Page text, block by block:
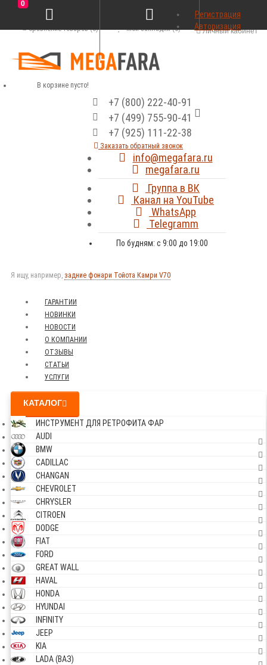
Личный кабинет
Мои закладки (0)
Сравнение товаров (0)
+7 (800) 222-40-91
+7 (499) 755-90-41
+7 (925) 111-22-38
Заказать обратный звонок
info@megafara.ru
megafara.ru
Группа в ВК
Канал на YouTube
WhatsApp
Telegramm
По будням: с 9:00 до 19:00
Я ищу, например, задние фонари Тойота Камри V70
Регистрация
Авторизация
0
В корзине пусто!
ГАРАНТИИ
НОВИНКИ
НОВОСТИ
О КОМПАНИИ
ОТЗЫВЫ
СТАТЬИ
УСЛУГИ
КАТАЛОГ
ИНСТРУМЕНТ ДЛЯ РЕТРОФИТА ФАР
AUDI
BMW
CADILLAC
CHANGAN
CHEVROLET
CHRYSLER
CITROEN
DODGE
FIAT
FORD
GREAT WALL
HAVAL
HONDA
HYUNDAI
INFINITY
JEEP
KIA
LADA (ВАЗ)